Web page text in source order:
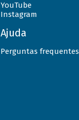
YouTube
Instagram
Ajuda
Perguntas frequentes